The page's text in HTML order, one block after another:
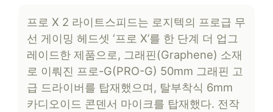
프로 X 2 라이트스피드는 로지텍의 프로급 무
선 게이밍 헤드셋 ‘프로 X’를 한 단계 더 업그
레이드한 제품으로, 그래핀(Graphene) 소재
로 이뤄진 프로-G(PRO-G) 50mm 그래핀 고
급 드라이버를 탑재했으며, 탈부착식 6mm
카디오이드 콘덴서 마이크를 탑재했다. 전작